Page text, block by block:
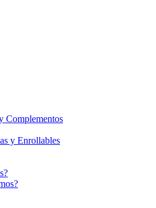
Complementos
y Enrollables